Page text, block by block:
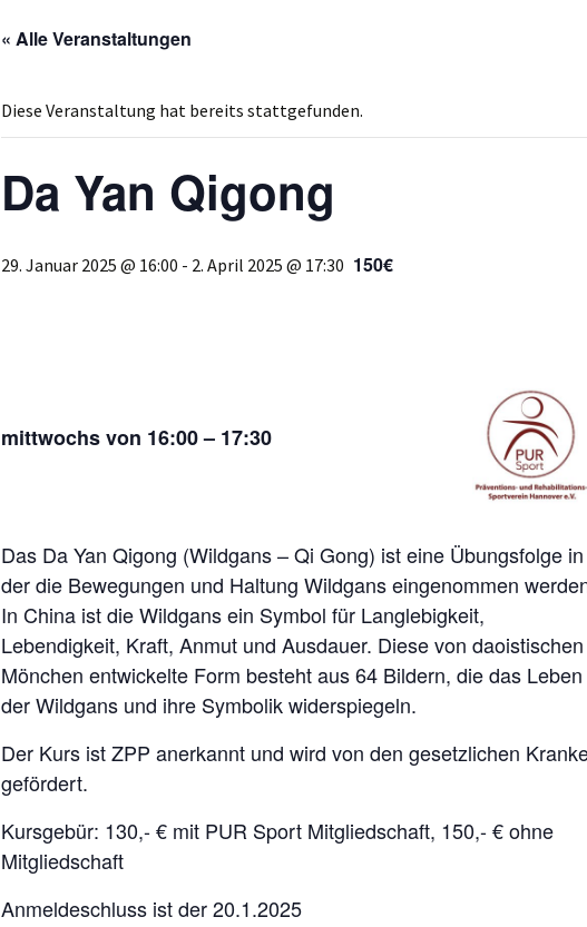
« Alle Veranstaltungen
Diese Veranstaltung hat bereits stattgefunden.
Da Yan Qigong
29. Januar 2025 @ 16:00 - 2. April 2025 @ 17:30 150€
mittwochs von 16:00 – 17:30
Das Da Yan Qigong (Wildgans – Qi Gong) ist eine Übungsfolge in
der die Bewegungen und Haltung Wildgans eingenommen
In China ist die Wildgans ein Symbol für Langlebigkeit,
Lebendigkeit, Kraft, Anmut und Ausdauer. Diese von daoistischen
Mönchen entwickelte Form besteht aus 64 Bildern, die das Leben
der Wildgans und ihre Symbolik widerspiegeln.
Der Kurs ist ZPP anerkannt und wird von den gesetzlichen
gefördert.
Kursgebür: 130,- € mit PUR Sport Mitgliedschaft, 150,- € ohne
Mitgliedschaft
Anmeldeschluss ist der 20.1.2025